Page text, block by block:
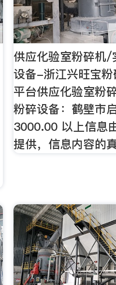
供应化验室粉碎机/
设备-浙江兴旺宝
平台供应化验室粉
粉碎设备：鹤壁市
3000.00 以上信息
提供，信息内容的